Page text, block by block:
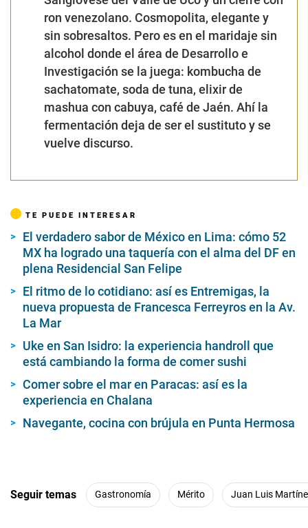
ron venezolano. Cosmopolita, elegante y
sin sobresaltos. Pero es en el maridaje sin
alcohol donde el área de Desarrollo e
Investigación se la juega: kombucha de
sachatomate, soda de tuna, elixir de
mashua con cabuya, café de Jaén. Ahí la
fermentación deja de ser el sustituto y se
vuelve discurso.
TE PUEDE INTERESAR
El verdadero sabor de México en Lima: cómo 52
MX ha logrado una taquería con el alma del DF en
plena Residencial San Felipe
El ritmo de lo cotidiano: así es Entremigas, la
nueva propuesta de Francesca Ferreyros en la Av.
La Mar
Uke en San Isidro: la experiencia handroll que
está cambiando la forma de comer sushi
Comer sobre el mar en Paracas: así es la
experiencia en Chalana
Navegante, cocina con brújula en Punta Hermosa
Seguir temas Gastronomía Mérito Juan Luis